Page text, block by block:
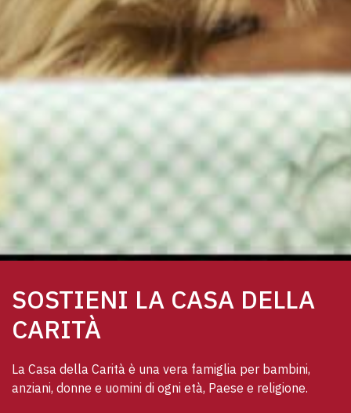
SOSTIENI LA CASA DELLA
CARITÀ
La Casa della Carità è una vera famiglia per bambini,
anziani, donne e uomini di ogni età, Paese e religione.